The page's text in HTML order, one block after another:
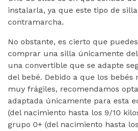
instalarla, ya que este tipo de
contramarcha.
No obstante, es cierto que
comprar una silla únicamente
una convertible que se adapte
del bebé. Debido a que los bebés
muy frágiles, recomendamos
adaptada únicamente para esta
(del nacimiento hasta los 9/10
grupo 0+ (del nacimiento hasta